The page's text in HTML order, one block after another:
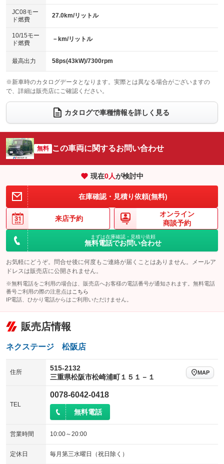
電動格納ミラー
：装備あり
ローダウン
：装備なし
ベンチシート
：装備なし
チップアップシート
：装備なし
電動格納サードシート
：装備なし シートヒーター
：装備なし
ウォークスルー
電動リアゲート フロントカメラ
：装備なし
シートエアコン
：装備なし 全周囲カメラ
：装備なし
サイドカメラ
：装備なし ルーフレール
：装備なし
エアサスペンション ヘッドライトウォッシャー
JC08モー
ド燃費
27.0km/リットル
10/15モー
ド燃費
－km/リットル
最高出力 58ps(43kW)/7300rpm
※新車時のカタログデータとなります。実際とは異なる場合がございますの
で、詳細は販売店にご確認ください。
カタログで車種情報を詳しく見る
無料 この車両に関するお問い合わせ
現在0人が検討中
在庫確認・見積り依頼(無料)
来店予約
オンライン
商談予約
まずは在庫確認・見積り依頼
無料電話でお問い合わせ
お気軽にどうぞ。問合せ後に何度もご連絡が届くことはありません。メールア
ドレスは販売店に公開されません。
※無料電話をご利用の場合は、販売店へお客様の電話番号が通知されます。無料電話
番号ご利用の際の注意点は こちら
IP電話、ひかり電話からはご利用いただけません。
販売店情報
ネクステージ 松阪店
住所
515-2132
三重県松阪市松崎浦町１５１－１
MAP
TEL
0078-6042-0418
無料電話
営業時間 10:00～20:00
定休日 毎月第三水曜日（祝日除く）